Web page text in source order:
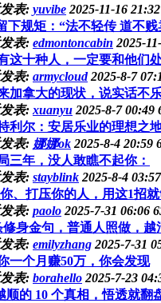
表: yuvibe 2025-11-16
下规矩：“法不轻传 道不贱
表: edmontoncabin 2025-
这十种人，一定要和他们
表: armycloud2025-8-7
加拿大的现状，说实话不
表: xuanyu 2025-8-7 00:49
利尔：安居乐业的理想之
表: 娜娜ok 2025-8-4 20:59
三年，没人敢瞧不起你：
表: stayblink 2025-8-4
、打压你的人，用这1招
表: paolo 2025-7-31 06:06
修身金句，普通人照做，越
表: emilyzhang 2025-7-31
一个月赚50万，你会发现
表: borahello 2025-7-23
顺的 10 个真相，悟透就翻